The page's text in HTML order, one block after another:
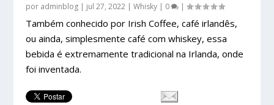
por adminblog | jul 27, 2022 |Whisky | 0 |
Também conhecido por Irish Coffee, café irlandês,
ou ainda, simplesmente café com whiskey, essa
bebida é extremamente tradicional na Irlanda, onde
foi inventada.